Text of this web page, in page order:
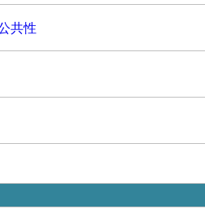
共性